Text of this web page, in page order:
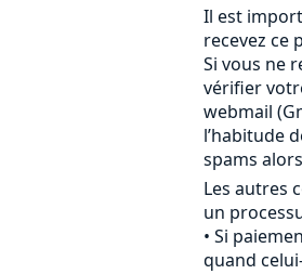
Il est
recevez ce
Si vous ne
vérifier
webmail
l’habitude
spams
Les autres
un
Si
quand